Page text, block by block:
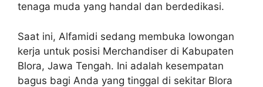
tenaga muda yang handal dan berdedikasi.
Saat ini, Alfamidi sedang membuka lowongan
kerja untuk posisi Merchandiser di Kabupaten
Blora, Jawa Tengah. Ini adalah kesempatan
bagus bagi Anda yang tinggal di sekitar Blora